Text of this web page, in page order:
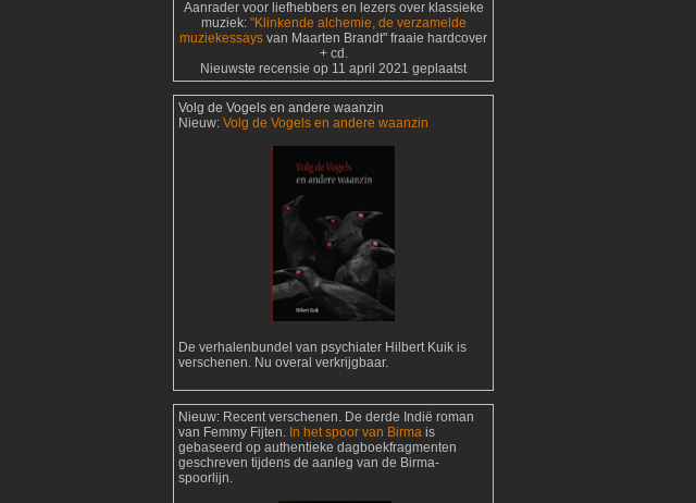
Aanrader voor liefhebbers en lezers over klassieke
muziek: "Klinkende alchemie, de verzamelde
muziekessaysvan Maarten Brandt" fraaie hardcover
+ cd.
Nieuwste recensie op 11 april 2021 geplaatst
Volg de Vogels en andere waanzin
Nieuw:Volg de Vogels en andere waanzin
De verhalenbundel van psychiater Hilbert Kuik is
verschenen. Nu overal verkrijgbaar.
Nieuw: Recent verschenen. De derde Indië roman
van Femmy Fijten. In het spoor van Birma is
gebaseerd op authentieke dagboekfragmenten
geschreven tijdens de aanleg van de Birma-
spoorlijn.